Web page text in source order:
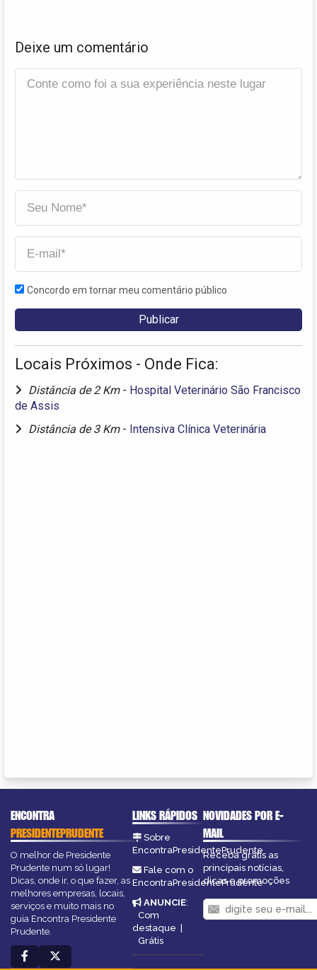
Deixe um comentário
Concordo em tornar meu comentário público
Locais Próximos - Onde Fica:
Distância de 2 Km - Hospital Veterinário São Francisco
de Assis
Distância de 3 Km - Intensiva Clínica Veterinária
ENCONTRA
PRESIDENTEPRUDENTE
O melhor de Presidente
Prudente num só lugar!
Dicas, onde ir, o que fazer, as
melhores empresas, locais,
serviços e muito mais no
guia Encontra Presidente
Prudente.
LINKS RÁPIDOS
Sobre
EncontraPresidentePrudente
Fale com o
EncontraPresidentePrudente
ANUNCIE:
Com
destaque |
Grátis
NOVIDADES POR E-
MAIL
Receba grátis as
principais notícias,
dicas e promoções